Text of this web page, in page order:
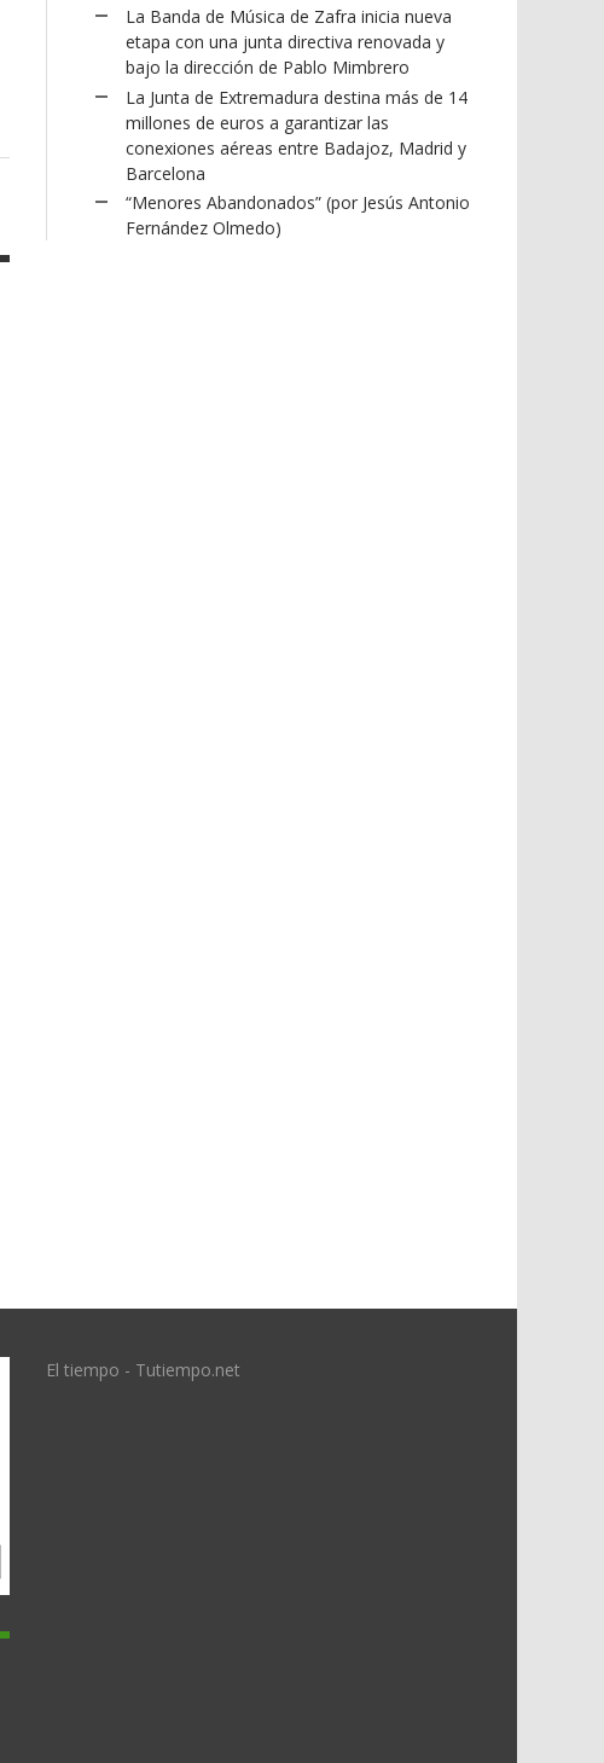
La Banda de Música de Zafra inicia nueva
etapa con una junta directiva renovada y
bajo la dirección de Pablo Mimbrero
La Junta de Extremadura destina más de 14
millones de euros a garantizar las
conexiones aéreas entre Badajoz, Madrid y
Barcelona
“Menores Abandonados” (por Jesús Antonio
Fernández Olmedo)
El tiempo - Tutiempo.net